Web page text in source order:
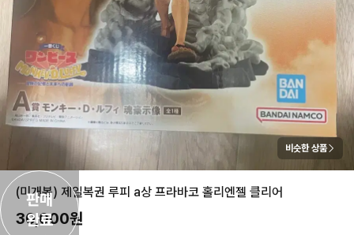
판매
완료
비슷한 상품
(미개봉) 제일복권 루피 a상 프라바코 홀리엔젤 클리어
30,000원